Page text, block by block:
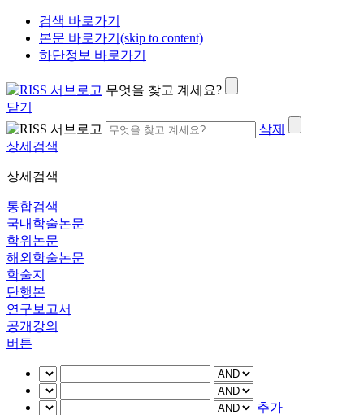
검색 바로가기
본문 바로가기(skip to content)
하단정보 바로가기
무엇을 찾고 계세요?
닫기
삭제
상세검색
상세검색
통합검색
국내학술논문
학위논문
해외학술논문
학술지
단행본
연구보고서
공개강의
버튼
추가